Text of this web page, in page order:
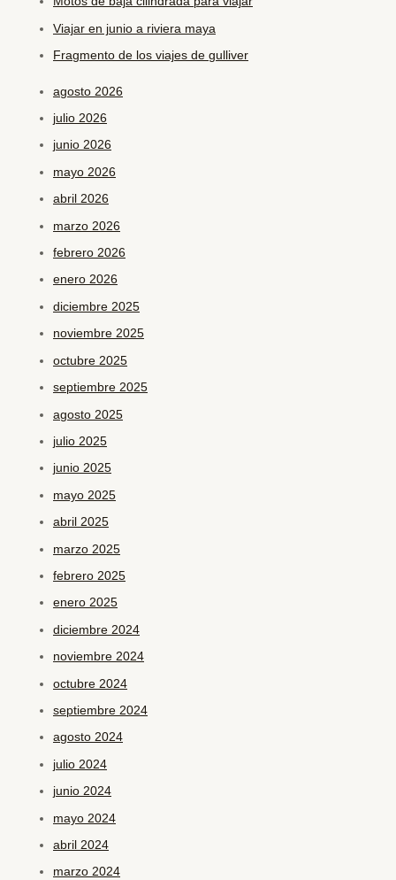
Viajar en junio a riviera maya
Fragmento de los viajes de gulliver
agosto 2026
julio 2026
junio 2026
mayo 2026
abril 2026
marzo 2026
febrero 2026
enero 2026
diciembre 2025
noviembre 2025
octubre 2025
septiembre 2025
agosto 2025
julio 2025
junio 2025
mayo 2025
abril 2025
marzo 2025
febrero 2025
enero 2025
diciembre 2024
noviembre 2024
octubre 2024
septiembre 2024
agosto 2024
julio 2024
junio 2024
mayo 2024
abril 2024
marzo 2024